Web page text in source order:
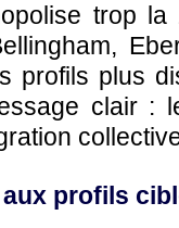
trop
profils plus
clair :
profils